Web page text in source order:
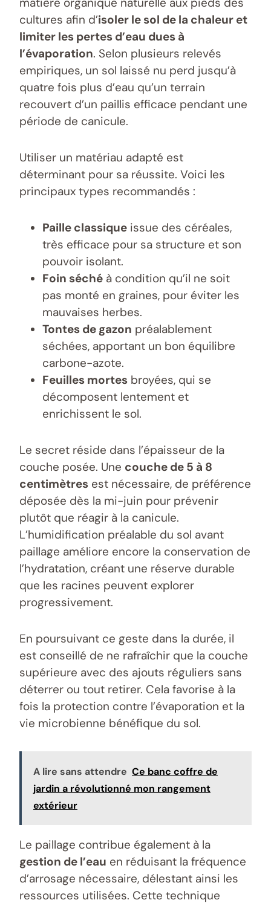
cultures afin d’isoler le sol de la chaleur et
limiter les pertes d’eau dues à
l’évaporation. Selon plusieurs relevés
empiriques, un sol laissé nu perd jusqu’à
quatre fois plus d’eau qu’un terrain
recouvert d’un paillis efficace pendant une
période de canicule.
Utiliser un matériau adapté est
déterminant pour sa réussite. Voici les
principaux types recommandés :
Paille classique issue des céréales,
très efficace pour sa structure et son
pouvoir isolant.
Foin séché à condition qu’il ne soit
pas monté en graines, pour éviter les
mauvaises herbes.
Tontes de gazon préalablement
séchées, apportant un bon équilibre
carbone-azote.
Feuilles mortes broyées, qui se
décomposent lentement et
enrichissent le sol.
Le secret réside dans l’épaisseur de la
couche posée. Une couche de 5 à 8
centimètres est nécessaire, de préférence
déposée dès la mi-juin pour prévenir
plutôt que réagir à la canicule.
L’humidification préalable du sol avant
paillage améliore encore la conservation de
l’hydratation, créant une réserve durable
que les racines peuvent explorer
progressivement.
En poursuivant ce geste dans la durée, il
est conseillé de ne rafraîchir que la couche
supérieure avec des ajouts réguliers sans
déterrer ou tout retirer. Cela favorise à la
fois la protection contre l’évaporation et la
vie microbienne bénéfique du sol.
A lire sans attendre Ce banc coffre de
jardin a révolutionné mon rangement
extérieur
Le paillage contribue également à la
gestion de l’eau en réduisant la fréquence
d’arrosage nécessaire, délestant ainsi les
ressources utilisées. Cette technique